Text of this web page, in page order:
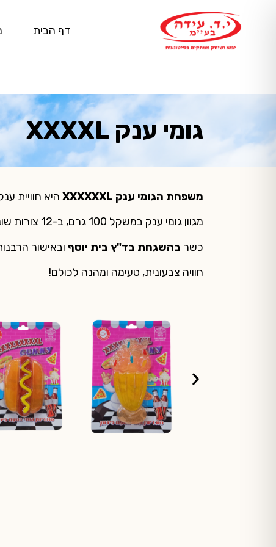
דף הבית
גומי ענק XXXXL
משפחת הגומי ענק
היא חוויית
מגוון גומי ענק במשקל 100 גרם, ב-12 צורות שונות ומגניבות , כולל נקניקייה, פיצה, עכביש, אבטיח, מילקשייק ועוד !
כשר בהשגחת בד"ץ בית יוסף ובאישור
חוויה צבעונית, טעימה ומהנה לכולם!